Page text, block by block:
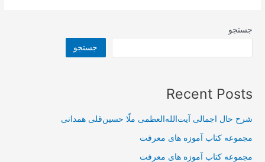
جستجو
جستجو
Recent Posts
شرح حال اجمالی آیت‌الله‌العظمی ملّا حسین‌قلی همدانی
مجموعه کتاب آموزه های معرفت
مجموعه کتاب آموزه های معرفت